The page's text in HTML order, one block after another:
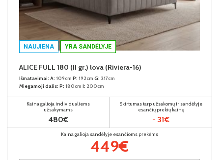
NAUJIENA YRA SANDĖLYJE
ALICE FULL 180 (II gr.) lova (Riviera-16)
Išmatavimai: A: 109cm P: 192cm G: 217cm
Miegamoji dalis: P: 180cm I: 200cm
Kaina galioja individualiems
užsakymams
480€
Skirtumas tarp užsakomų ir sandėlyje
esančių prekių kainų
- 31€
Kaina galioja sandėlyje esančioms prekėms
449€